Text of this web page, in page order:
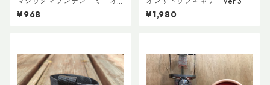
ーバルビナー
¥968 ¥1,980